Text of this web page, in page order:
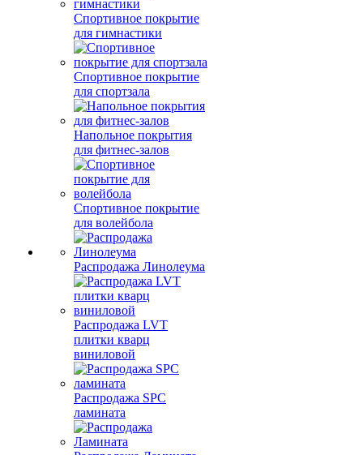
Спортивное покрытие
для гимнастики
Спортивное покрытие
для спортзала
Напольное покрытия
для фитнес-залов
Спортивное покрытие
для волейбола
Распродажа Линолеума
Распродажа LVT
плитки кварц
виниловой
Распродажа SPC
ламината